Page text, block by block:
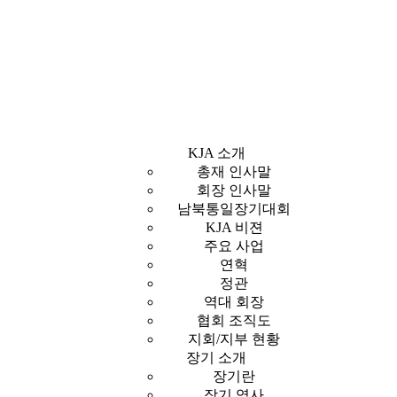
KJA 소개
총재 인사말
회장 인사말
남북통일장기대회
KJA 비젼
주요 사업
연혁
정관
역대 회장
협회 조직도
지회/지부 현황
장기 소개
장기란